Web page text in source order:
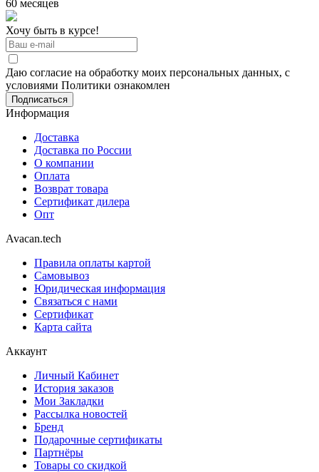
60 месяцев
Хочу быть в курсе!
Даю согласие на обработку моих персональных данных, с
условиями Политики ознакомлен
Информация
Доставка
Доставка по России
О компании
Оплата
Возврат товара
Сертификат дилера
Опт
Avacan.tech
Правила оплаты картой
Самовывоз
Юридическая информация
Связаться с нами
Сертификат
Карта сайта
Аккаунт
Личный Кабинет
История заказов
Мои Закладки
Рассылка новостей
Бренд
Подарочные сертификаты
Партнёры
Товары со скидкой